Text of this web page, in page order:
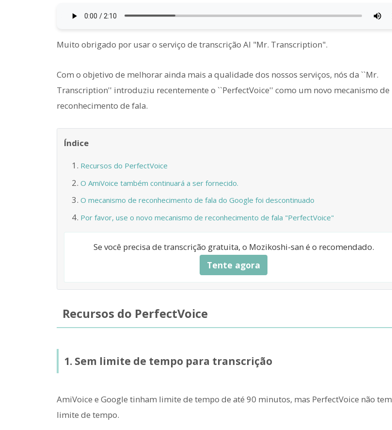
Muito obrigado por usar o serviço de transcrição AI "Mr. Transcription".
Com o objetivo de melhorar ainda mais a qualidade dos nossos serviços, nós da ``Mr.
Transcription'' introduziu recentemente o ``PerfectVoice'' como um novo mecanismo de
reconhecimento de fala.
Índice
Recursos do PerfectVoice
O AmiVoice também continuará a ser fornecido.
O mecanismo de reconhecimento de fala do Google foi descontinuado
Por favor, use o novo mecanismo de reconhecimento de fala "PerfectVoice"
Se você precisa de transcrição gratuita, o Mozikoshi-san é o recomendado.
Tente agora
Recursos do PerfectVoice
1. Sem limite de tempo para transcrição
AmiVoice e Google tinham limite de tempo de até 90 minutos, mas PerfectVoice não tem
limite de tempo.